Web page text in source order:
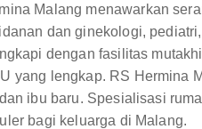
Malang menawarkan
dan ginekologi,
dengan fasilitas
yang lengkap. RS Hermina
ibu baru. Spesialisasi
bagi keluarga di Malang.